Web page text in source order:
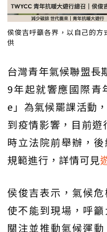
侯俊吉呼籲各界，以自己的方
供
台灣青年氣候聯盟長
9年起就響應國際
e」為氣候罷課活動
到疫情影響，目前
時立法院前舉辦，
規範進行，詳情可見
侯俊吉表示，氣候
使不能到現場，呼
關注並推動氣候運